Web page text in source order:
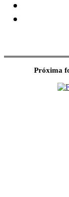
Próxima